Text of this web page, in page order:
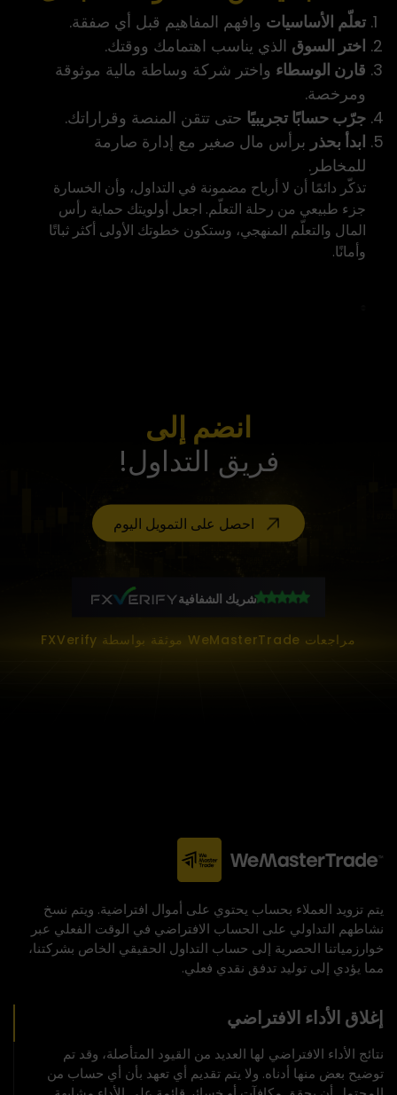
تعلّم الأساسيات وافهم المفاهيم قبل أي صفقة.
اختر السوق الذي يناسب اهتمامك ووقتك.
قارن الوسطاء واختر شركة وساطة مالية موثوقة
ومرخصة.
جرّب حسابًا تجريبيًا حتى تتقن المنصة وقراراتك.
ابدأ بحذر برأس مال صغير مع إدارة صارمة
للمخاطر.
تذكّر دائمًا أن لا أرباح مضمونة في التداول، وأن الخسارة
جزء طبيعي من رحلة التعلّم. اجعل أولويتك حماية رأس
المال والتعلّم المنهجي، وستكون خطوتك الأولى أكثر ثباتًا
وأمانًا.
انضم إلى
فريق التداول!
احصل على التمويل اليوم
شريك الشفافية
مراجعات WeMasterTrade موثقة بواسطة FXVerify
يتم تزويد العملاء بحساب يحتوي على أموال افتراضية. ويتم نسخ
نشاطهم التداولي على الحساب الافتراضي في الوقت الفعلي عبر
خوارزمياتنا الحصرية إلى حساب التداول الحقيقي الخاص بشركتنا،
مما يؤدي إلى توليد تدفق نقدي فعلي.
إغلاق الأداء الافتراضي
نتائج الأداء الافتراضي لها العديد من القيود المتأصلة، وقد تم
توضيح بعض منها أدناه. ولا يتم تقديم أي تعهد بأن أي حساب من